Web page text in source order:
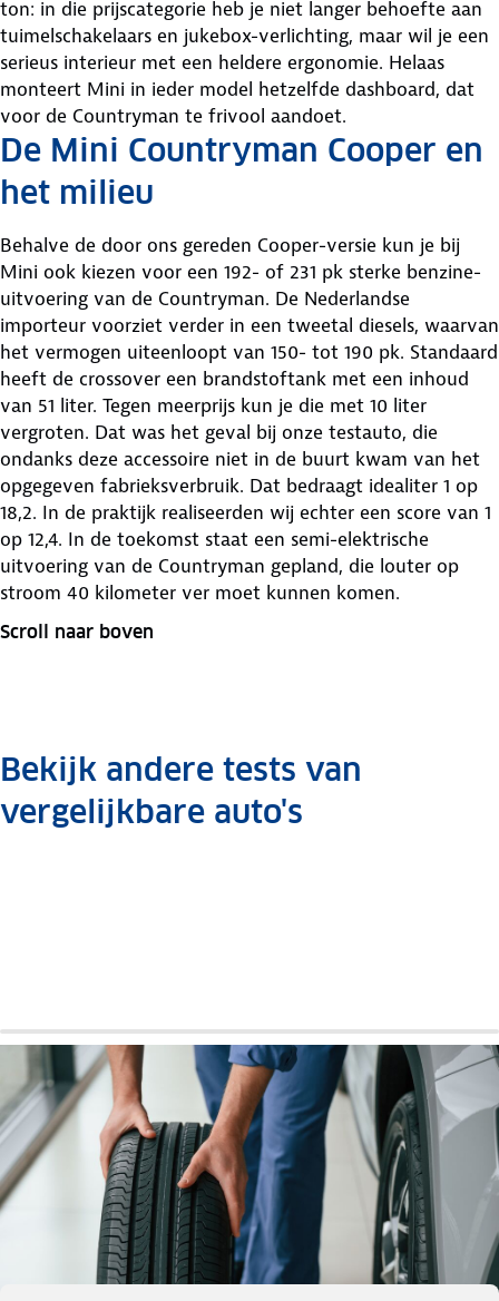
ton: in die prijscategorie heb je niet langer behoefte aan
tuimelschakelaars en jukebox-verlichting, maar wil je een
serieus interieur met een heldere ergonomie. Helaas
monteert Mini in ieder model hetzelfde dashboard, dat
voor de Countryman te frivool aandoet.
De Mini Countryman Cooper en
het milieu
Behalve de door ons gereden Cooper-versie kun je bij
Mini ook kiezen voor een 192- of 231 pk sterke benzine-
uitvoering van de Countryman. De Nederlandse
importeur voorziet verder in een tweetal diesels, waarvan
het vermogen uiteenloopt van 150- tot 190 pk. Standaard
heeft de crossover een brandstoftank met een inhoud
van 51 liter. Tegen meerprijs kun je die met 10 liter
vergroten. Dat was het geval bij onze testauto, die
ondanks deze accessoire niet in de buurt kwam van het
opgegeven fabrieksverbruik. Dat bedraagt idealiter 1 op
18,2. In de praktijk realiseerden wij echter een score van 1
op 12,4. In de toekomst staat een semi-elektrische
uitvoering van de Countryman gepland, die louter op
stroom 40 kilometer ver moet kunnen komen.
Scroll naar boven
Bekijk andere tests van
vergelijkbare auto's